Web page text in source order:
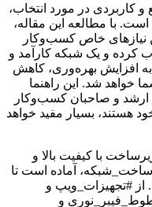
و کاربردی در مورد انتخاب،
با مطالعه این مقاله،
نیازهای خاص کسب‌وکار
کرده و یک شبکه کارآمد و
به افزایش بهره‌وری، کاهش
خواهد شد. این راهنما
ارشد و صاحبان کسب‌وکار
هستند، بسیار مفید خواهد
با کیفیت بالا و
آماده است تا
از #تجهیزات_ویپ و
و